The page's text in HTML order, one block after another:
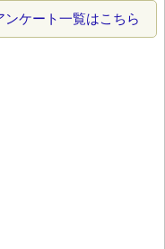
ケート一覧はこちら